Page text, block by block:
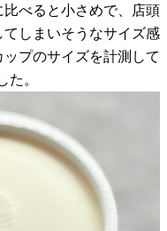
べると小さめで、店頭
しまいそうなサイズ感
プのサイズを計測して
た。